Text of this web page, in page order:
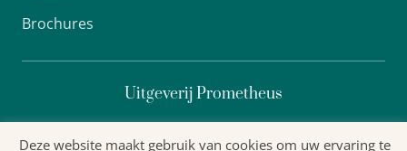
Brochures
Uitgeverij Prometheus
Deze website maakt gebruik van cookies om uw ervaring te